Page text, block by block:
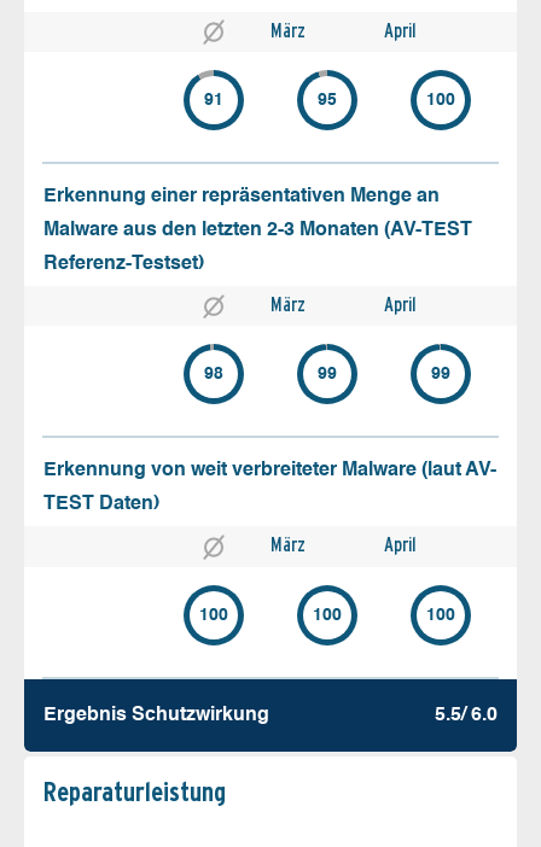
März April
91 95 100
Erkennung einer repräsentativen Menge an
Malware aus den letzten 2-3 Monaten (AV-TEST
Referenz-Testset)
März April
98 99 99
Erkennung von weit verbreiteter Malware (laut AV-
TEST Daten)
März April
100 100 100
Ergebnis Schutz­wirkung 5.5/ 6.0
Reparatur­leistung